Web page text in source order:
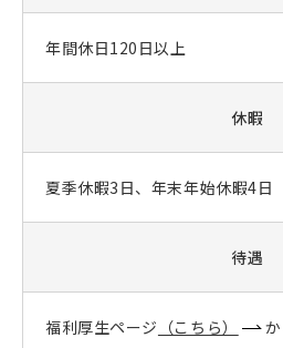
年間休日120日以上
休暇
夏季休暇3日、年末年始休暇4日
待遇
福利厚生ページ （こちら）